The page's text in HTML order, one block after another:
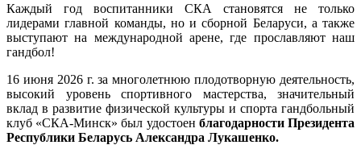
Каждый год воспитанники СКА становятся не только
лидерами главной команды, но и сборной Беларуси, а также
выступают на международной арене, где прославляют наш
гандбол!
16 июня 2026 г. за многолетнюю плодотворную деятельность,
высокий уровень спортивного мастерства, значительный
вклад в развитие физической культуры и спорта гандбольный
клуб «СКА-Минск» был удостоен благодарности Президента
Республики Беларусь Александра Лукашенко.